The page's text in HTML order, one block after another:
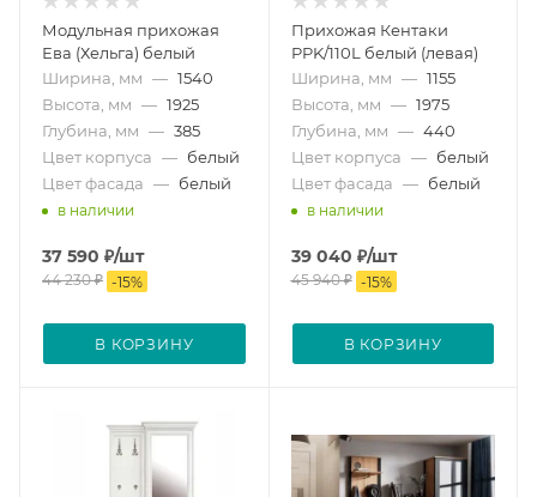
Модульная прихожая
Ева (Хельга) белый
Ширина, мм — 1540
Высота, мм — 1925
Глубина, мм — 385
Цвет корпуса — белый
Цвет фасада — белый
в наличии
37 590 ₽/шт
44 230₽ -15%
В КОРЗИНУ
Прихожая Кентаки
PPK/110L белый (левая)
Ширина, мм — 1155
Высота, мм — 1975
Глубина, мм — 440
Цвет корпуса — белый
Цвет фасада — белый
в наличии
39 040 ₽/шт
45 940₽ -15%
В КОРЗИНУ